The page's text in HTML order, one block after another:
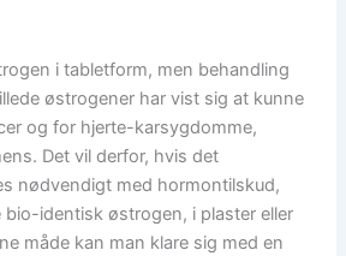
i tabletform, men behandling
østrogener har vist sig at kunne
og for hjerte-karsygdomme,
Det vil derfor, hvis det
nødvendigt med hormontilskud,
identisk østrogen, i plaster eller
måde kan man klare sig med en